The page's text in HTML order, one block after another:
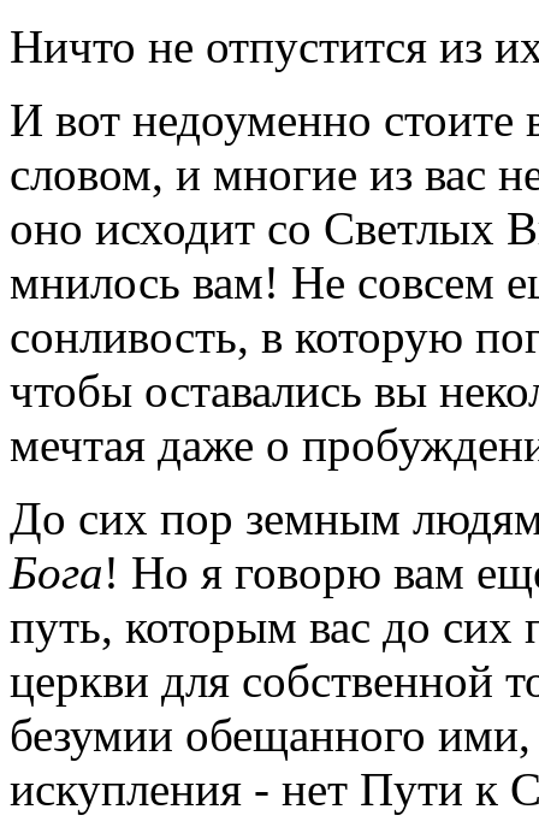
Ничто не отпустится из
И вот недоуменно
словом, и многие из вас
оно исходит со Светлых
мнилось вам! Не совсем
сонливость, в которую
чтобы оставались вы
мечтая даже о
До сих пор земным
Бога! Но я говорю вам
путь, которым вас до сих
церкви для собственной
безумии обещанного
искупления - нет Пути к